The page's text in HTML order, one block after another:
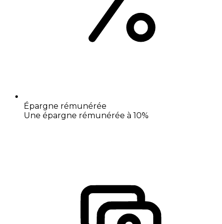
Épargne rémunérée
Une épargne rémunérée à 10%